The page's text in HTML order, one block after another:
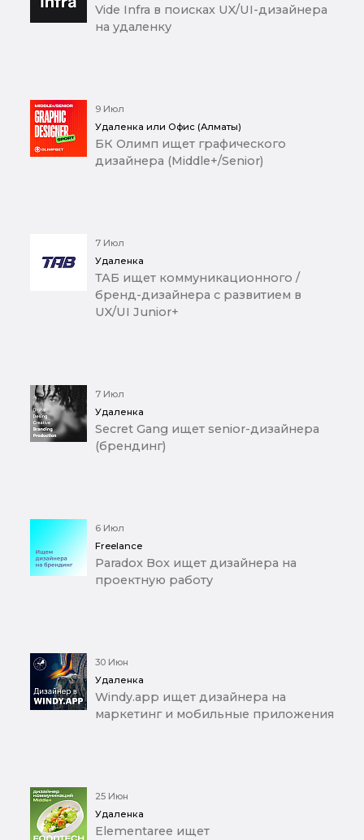
Vide Infra в поисках UX/UI-дизайнера
на удаленку
9 Июл
Удаленка или Офис (Алматы)
БК Олимп ищет графического
дизайнера (Middle+/Senior)
7 Июл
Удаленка
ТАБ ищет коммуникационного /
бренд-дизайнера с развитием в
UX/UI Junior+
7 Июл
Удаленка
Secret Gang ищет senior-дизайнера
(брендинг)
6 Июл
Freelance
Paradox Box ищет дизайнера на
проектную работу
30 Июн
Удаленка
Windy.app ищет дизайнера на
маркетинг и мобильные приложения
25 Июн
Удаленка
Elementaree ищет